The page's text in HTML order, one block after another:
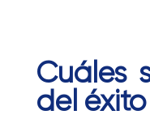
Cuáles
del éxito